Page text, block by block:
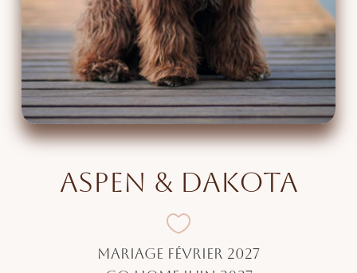
Aspen & Dakota

Mariage Février 2027